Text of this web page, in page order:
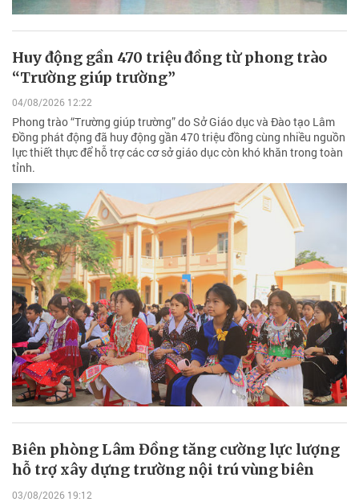
Huy động gần 470 triệu đồng từ phong trào
“Trường giúp trường”
04/08/2026 12:22
Phong trào “Trường giúp trường” do Sở Giáo dục và Đào tạo Lâm
Đồng phát động đã huy động gần 470 triệu đồng cùng nhiều nguồn
lực thiết thực để hỗ trợ các cơ sở giáo dục còn khó khăn trong toàn
tỉnh.
Biên phòng Lâm Đồng tăng cường lực lượng
hỗ trợ xây dựng trường nội trú vùng biên
03/08/2026 19:12